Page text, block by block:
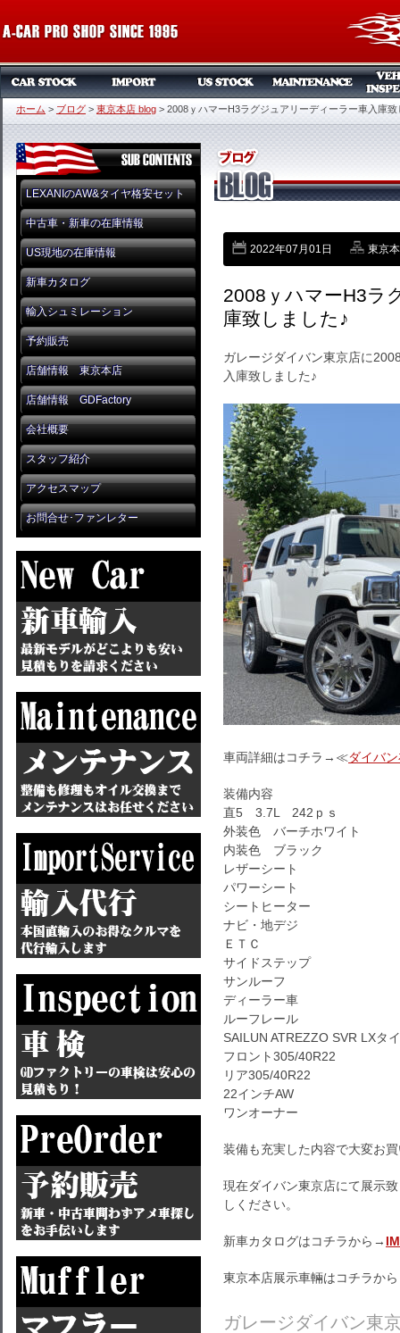
ホーム > ブログ > 東京本店 blog > 2008ｙハマーH3ラグジュアリーディーラー車入庫致
LEXANIのAW&タイヤ格安セット
中古車・新車の在庫情報
US現地の在庫情報
新車カタログ
輸入シュミレーション
予約販売
店舗情報 東京本店
店舗情報 GDFactory
会社概要
スタッフ紹介
アクセスマップ
お問合せ･ファンレター
2022年07月01日 東京
2008ｙハマーH3ラ
庫致しました♪
ガレージダイバン東京店に
入庫致しました♪
車両詳細はコチラ→≪ダイバ
装備内容
直5 3.7L 242ｐｓ
外装色 バーチホワイト
内装色 ブラック
レザーシート
パワーシート
シートヒーター
ナビ・地デジ
ＥＴＣ
サイドステップ
サンルーフ
ディーラー車
ルーフレール
SAILUN ATREZZO SVR LXタ
フロント305/40R22
リア305/40R22
22インチAW
ワンオーナー
装備も充実した内容で大変お
現在ダイバン東京店にて展示
しください。
新車カタログはコチラから→
東京本店展示車輛はコチラか
ガレージダイバン東